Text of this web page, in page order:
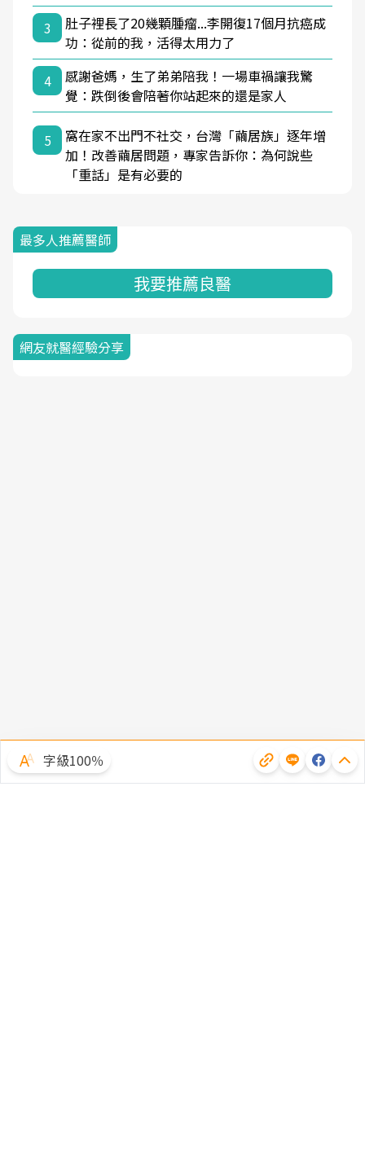
3
肚子裡長了20幾顆腫瘤...李開復17個月抗癌成
功：從前的我，活得太用力了
4
感謝爸媽，生了弟弟陪我！一場車禍讓我驚
覺：跌倒後會陪著你站起來的還是家人
5
窩在家不出門不社交，台灣「繭居族」逐年增
加！改善繭居問題，專家告訴你：為何說些
「重話」是有必要的
最多人推薦醫師
我要推薦良醫
網友就醫經驗分享
字級100％